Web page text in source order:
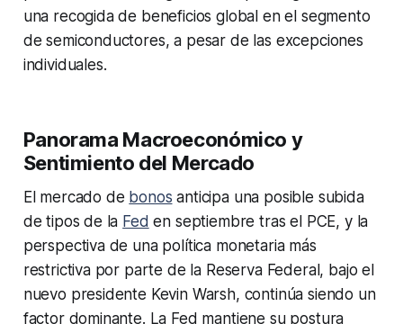
una recogida de beneficios global en el segmento
de semiconductores, a pesar de las excepciones
individuales.
Panorama Macroeconómico y
Sentimiento del Mercado
El mercado de bonos anticipa una posible subida
de tipos de la Fed en septiembre tras el PCE, y la
perspectiva de una política monetaria más
restrictiva por parte de la Reserva Federal, bajo el
nuevo presidente Kevin Warsh, continúa siendo un
factor dominante. La Fed mantiene su postura